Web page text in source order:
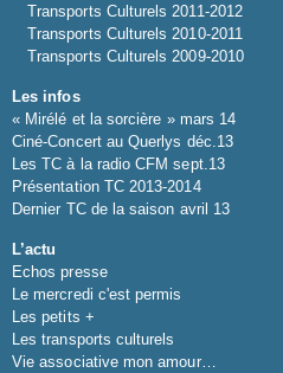
Transports Culturels 2011-2012
Transports Culturels 2010-2011
Transports Culturels 2009-2010
Les infos
« Mirélé et la sorcière » mars 14
Ciné-Concert au Querlys déc.13
Les TC à la radio CFM sept.13
Présentation TC 2013-2014
Dernier TC de la saison avril 13
L’actu
Echos presse
Le mercredi c'est permis
Les petits +
Les transports culturels
Vie associative mon amour…